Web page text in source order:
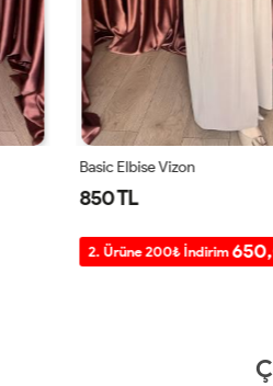
Basic Elbise Vizon
2. Ürüne 200₺ İndirim650,00 TL